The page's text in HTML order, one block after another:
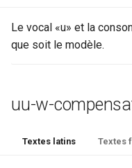
height
Le vocal «u» et la
que soit le modèle.
uu-w-
Textes latins Textes